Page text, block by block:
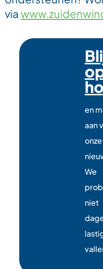
via www.zuid
en
aan
onze
We
niet